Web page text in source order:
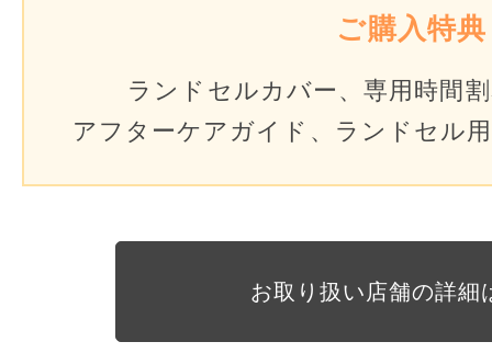
ご購入特典
ランドセルカバー、専用時間
アフターケアガイド、ランドセル
お取り扱い店舗の詳細